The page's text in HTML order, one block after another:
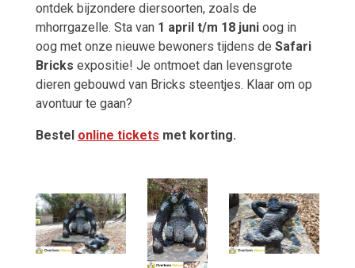
ontdek bijzondere diersoorten, zoals de
mhorrgazelle. Sta van 1 april t/m 18 juni oog in
oog met onze nieuwe bewoners tijdens de Safari
Bricks expositie! Je ontmoet dan levensgrote
dieren gebouwd van Bricks steentjes. Klaar om op
avontuur te gaan?
Bestel online tickets met korting.